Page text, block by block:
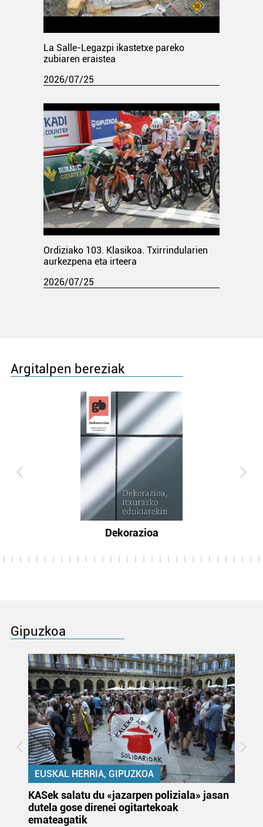
La Salle-Legazpi ikastetxe pareko
zubiaren eraistea
2026/07/25
Ordiziako 103. Klasikoa. Txirrindularien
aurkezpena eta irteera
2026/07/25
Argitalpen bereziak
Dekorazioa
Gipuzkoa
EUSKAL HERRIA, GIPUZKOA
KASek salatu du «jazarpen poliziala» jasan
dutela gose direnei ogitartekoak
emateagatik